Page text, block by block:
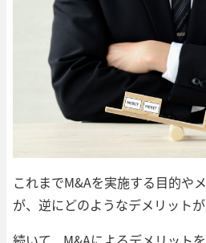
これまでM&Aを実施する目的や
が、逆にどのようなデメリット